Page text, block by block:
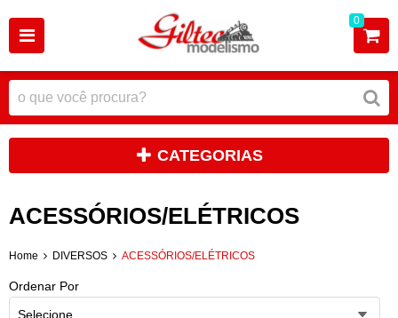
0
CATEGORIAS
ACESSÓRIOS/ELÉTRICOS
Home DIVERSOS ACESSÓRIOS/ELÉTRICOS
Ordenar Por
Selecione